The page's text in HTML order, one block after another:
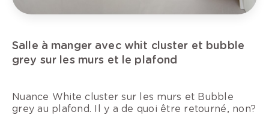
Salle à manger avec whit cluster et bubble
grey sur les murs et le plafond
Nuance White cluster sur les murs et Bubble
grey au plafond. Il y a de quoi être retourné, non?